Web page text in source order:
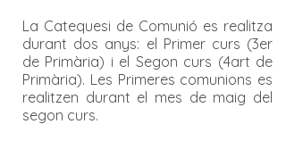
La Catequesi de Comunió es realitza
durant dos anys: el Primer curs (3er
de Primària) i el Segon curs (4art de
Primària). Les Primeres comunions es
realitzen durant el mes de maig del
segon curs.